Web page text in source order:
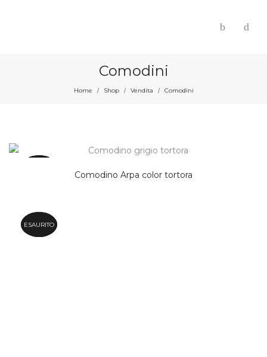
Comodini
Home / Shop / Vendita / Comodini
Comodino Arpa color tortora
VENDUTO
ESAURITO